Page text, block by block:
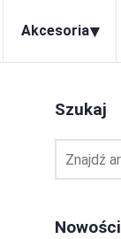
Akcesoria▾
Szukaj
Nowości